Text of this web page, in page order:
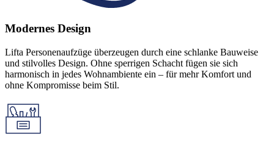
Modernes Design
Lifta Personenaufzüge überzeugen durch eine schlanke Bauweise
und stilvolles Design. Ohne sperrigen Schacht fügen sie sich
harmonisch in jedes Wohnambiente ein – für mehr Komfort und
ohne Kompromisse beim Stil.